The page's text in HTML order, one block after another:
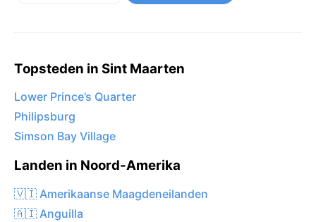
Topsteden in Sint Maarten
Lower Prince’s Quarter
Philipsburg
Simson Bay Village
Landen in Noord-Amerika
🇻🇮 Amerikaanse Maagdeneilanden
🇦🇮 Anguilla